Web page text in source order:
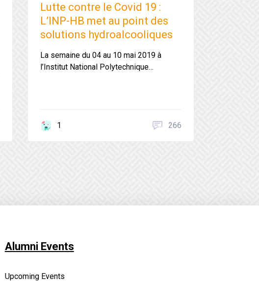
Lutte contre le Covid 19 :
L’INP-HB met au point des
solutions hydroalcooliques
La semaine du 04 au 10 mai 2019 à
l’Institut National Polytechnique…
1 266
Alumni Events
Upcoming Events